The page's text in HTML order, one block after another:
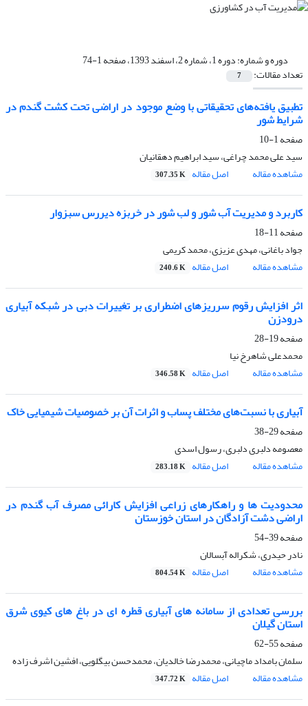
دوره و شماره:دوره 1، شماره 2، اسفند 1393، صفحه 1-74
تعداد مقالات: 7
تطبیق یافته‌های تحقیقاتی با وضع موجود در اراضی تحت کشت گندم در
شرایط شور
صفحه1-10
سید علی محمد چراغی، سید ابراهیم دهقانیان
مشاهده مقاله
اصل مقاله 307.35 K
کاربرد و مدیریت آب شور و لب شور در خربزه دیررس سبزوار
صفحه11-18
جواد باغانی، مهدی عزیزی، محمد کریمی
مشاهده مقاله
اصل مقاله 240.6 K
اثر افزایش رقوم سرریزهای اضطراری بر تغییرات دبی در شبکه آبیاری
درودزن
صفحه19-28
محمدعلی شاهرخ نیا
مشاهده مقاله
اصل مقاله 346.58 K
آبیاری با نسبت‌های مختلف پساب و اثرات آن بر خصوصیات شیمیایی خاک
صفحه29-38
معصومه دلبری دلبری، رسول اسدی
مشاهده مقاله
اصل مقاله 283.18 K
محدودیت ها و راهکارهای زراعی افزایش کارائی مصرف آب گندم در
اراضی دشت آزادگان در استان خوزستان
صفحه39-54
نادر حیدری، شکراله آبسالان
مشاهده مقاله
اصل مقاله 804.54 K
بررسی تعدادی از سامانه های آبیاری قطره ای در باغ های کیوی شرق
استان گیلان
صفحه55-62
سلمان بامداد ماچیانی، محمدرضا خالدیان، محمدحسن بیگلویی، افشین اشرف زاده
مشاهده مقاله
اصل مقاله 347.72 K